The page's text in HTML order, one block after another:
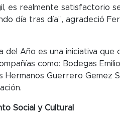
es realmente satisfactorio
día tras día”, agradeció
del Año es una iniciativa
como: Bodegas
Hermanos Guerrero Gemez
Social y Cultural